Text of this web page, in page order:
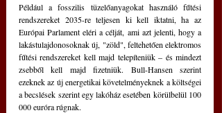
Például a fosszilis tüzelőanyagokat használó fűtési
rendszereket 2035-re teljesen ki kell iktatni, ha az
Európai Parlament eléri a célját, ami azt jelenti, hogy a
lakástulajdonosoknak új, "zöld", feltehetően elektromos
fűtési rendszereket kell majd telepíteniük – és mindezt
zsebből kell majd fizetniük. Bull-Hansen szerint
ezeknek az új energetikai követelményeknek a költségei
a becslések szerint egy lakóház esetében körülbelül 100
000 euróra rúgnak.